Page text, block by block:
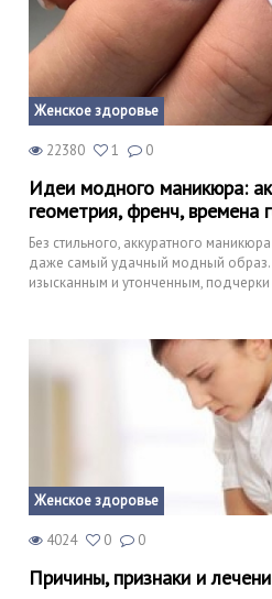
Женское здоровье
22380 1 0
Идеи модного маникюра:
геометрия, френч, времена
Без стильного, аккуратного
даже самый удачный модный образ.
изысканным и утонченным, подчерки
Женское здоровье
4024 0 0
Причины, признаки и